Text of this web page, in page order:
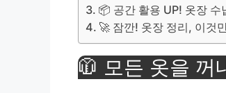
📦 공간 활용 UP! 옷장 수
🚀 잠깐! 옷장 정리, 이것
🧥 모든 옷을 꺼